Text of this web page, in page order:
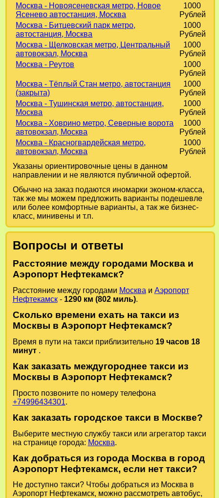
Москва - Новоясеневская метро, Новое
Ясенево автостанция, Москва
1000
Рублей
Москва - Битцевский парк метро,
автостанция, Москва
1000
Рублей
Москва - Щелковская метро, Центральный
автовокзал, Москва
1000
Рублей
Москва - Реутов
1000
Рублей
Москва - Тёплый Стан метро, автостанция
(закрыта)
1000
Рублей
Москва - Тушинская метро, автостанция,
Москва
1000
Рублей
Москва - Ховрино метро, Северные ворота
автовокзал, Москва
1000
Рублей
Москва - Красногвардейская метро,
автовокзал, Москва
1000
Рублей
Указаны ориентировочные цены в данном
направлении и не являются публичной офертой.
Обычно на заказ подаются иномарки эконом-класса,
так же мы можем предложить варианты подешевле
или более комфортные варианты, а так же бизнес-
класс, минивены и т.п.
Вопросы и ответы
Расстояние между городами Москва и
Аэропорт Нефтекамск?
Расстояние между городами Москва и Аэропорт
Нефтекамск- 1290 км (802 миль).
Сколько времени ехать на такси из
Москвы в Аэропорт Нефтекамск?
Время в пути на такси приблизительно 19 часов 18
минут .
Как заказать междугороднее такси из
Москвы в Аэропорт Нефтекамск?
Просто позвоните по номеру телефона
+74996434301.
Как заказать городское такси в Москве?
Выберите местную службу такси или агрегатор такси
на странице города: Москва.
Как добраться из города Москва в город
Аэропорт Нефтекамск, если нет такси?
Не доступно такси? Чтобы добраться из Москва в
Аэропорт Нефтекамск, можно рассмотреть автобус,